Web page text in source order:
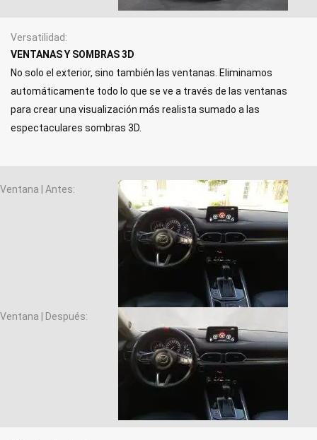
Versatilidad
VENTANAS Y SOMBRAS 3D
No solo el exterior, sino también las ventanas. Eliminamos
automáticamente todo lo que se ve a través de las ventanas
para crear una visualización más realista sumado a las
espectaculares sombras 3D.
Ventana | Antes
Ventana | Después